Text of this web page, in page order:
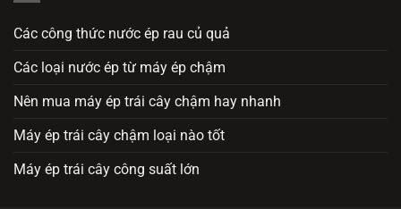
Các công thức nước ép rau củ quả
Các loại nước ép từ máy ép chậm
Nên mua máy ép trái cây chậm hay nhanh
Máy ép trái cây chậm loại nào tốt
Máy ép trái cây công suất lớn